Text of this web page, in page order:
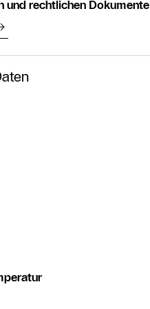
und rechtlichen Dokumente